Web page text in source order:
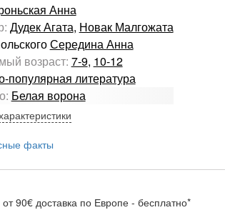
Анна
Дудек Агата, Новак Малгожата
Середина Анна
возраст: 7-9, 10-12
популярная литература
Белая ворона
факты
от 90€ доставка по Европе - бесплатно*